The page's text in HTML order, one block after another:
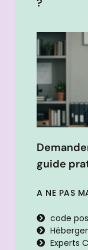
guide
A NE PAS
code
Experts